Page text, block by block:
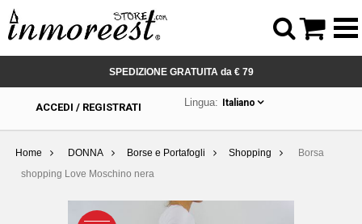
SPEDIZIONE GRATUITA da € 79
ACCEDI / REGISTRATI Lingua: Italiano
Home DONNA Borse e Portafogli Shopping
Borsa
shopping Love Moschino nera
 